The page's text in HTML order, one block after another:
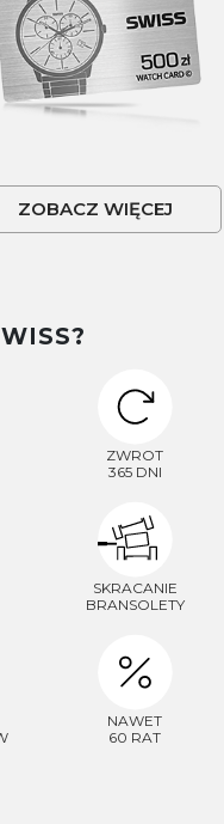
ZOBACZ WIĘCEJ
ZWROT
365 DNI
SKRACANIE
BRANSOLETY
NAWET
60 RAT